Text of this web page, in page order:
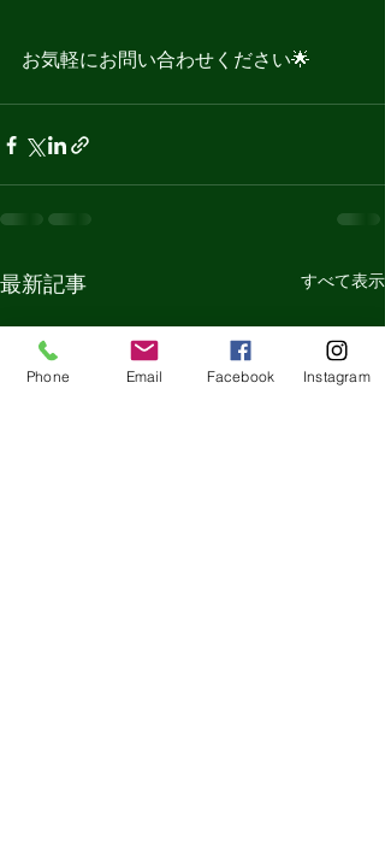
お気軽にお問い合わせください🌟
最新記事 すべて表示
Phone Email Facebook Instagram